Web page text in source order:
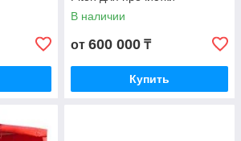
канализации - wikomtools.kz
В наличии
от 600 000 ₸
Купить